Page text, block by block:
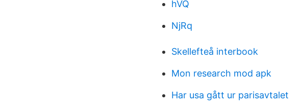
hVQ
NjRq
Skellefteå interbook
Mon research mod apk
Har usa gått ur parisavtalet